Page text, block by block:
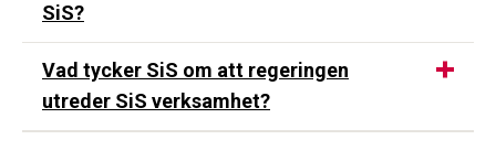
SiS?
Vad tycker SiS om att regeringen
utreder SiS verksamhet?